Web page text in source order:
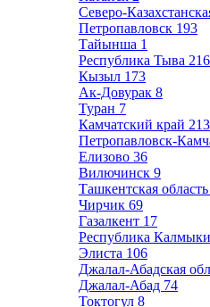
Северо-
Петропавловск 193
Тайынша 1
Республика Тыва 216
Кызыл 173
Ак-Довурак 8
Туран 7
Камчатский край 213
Петропавловск-
Елизово 36
Вилючинск 9
Ташкентская область
Чирчик 69
Газалкент 17
Республика
Элиста 106
Джалал-Абадская
Джалал-Абад 74
Токтогул 8